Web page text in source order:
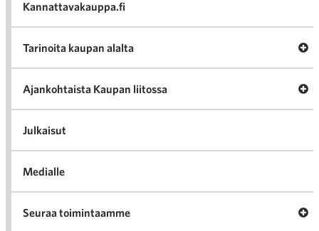
Kannattavakauppa.fi
Tarinoita kaupan alalta
Ajankohtaista Kaupan liitossa
Julkaisut
Medialle
Seuraa toimintaamme